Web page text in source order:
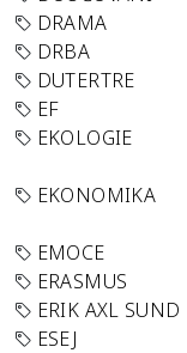
DRAMA
DRBA
DUTERTRE
EF
EKOLOGIE
EKONOMIKA
EMOCE
ERASMUS
ERIK AXL SUND
ESEJ